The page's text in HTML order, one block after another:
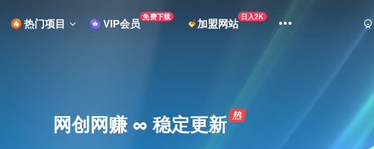
热门项目 VIP会员 免费下载 加盟网站 日入2K
网创网赚 ∞ 稳定更新